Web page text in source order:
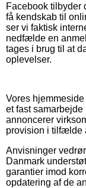
Facebook tilbyder
få kendskab til
ser vi faktisk
nedfælde en
tages i brug til at
oplevelser.
Vores
et fast samarbejde
annoncerer
provision i tilfælde
Anvisninger
Danmark
garantier imod
opdatering af de